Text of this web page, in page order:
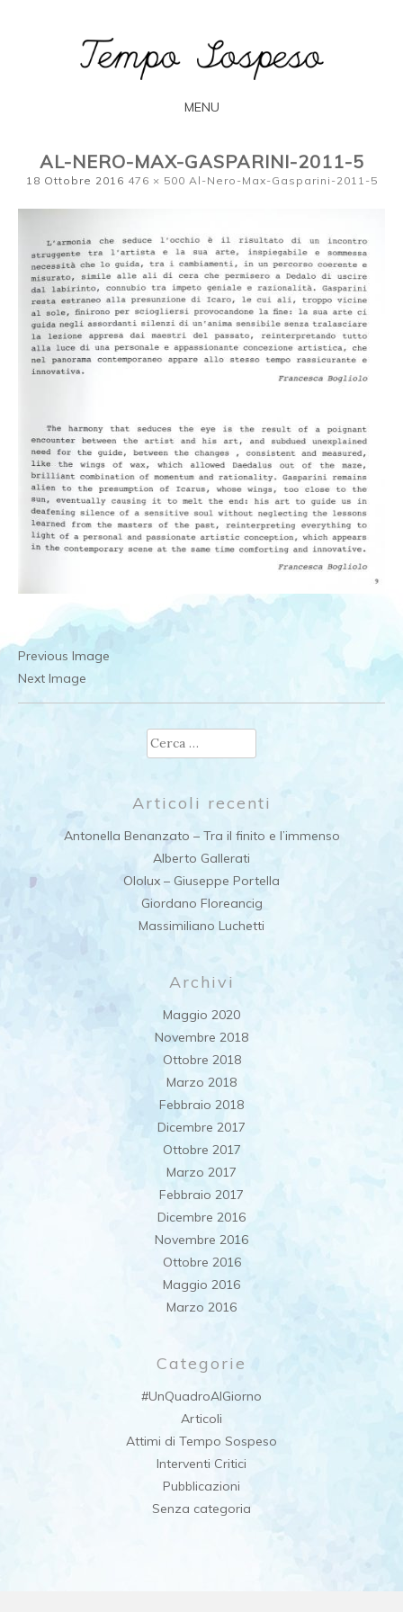
TEMPO
SOSPESO
L'arte secondo Francesca Bogliolo
MENU
CONTENT
AL-NERO-MAX-GASPARINI-2011-5
18 Ottobre 2016 476 × 500 Al-Nero-Max-Gasparini-2011-5
Previous Image
Next Image
Ricerca
per:
Articoli recenti
Antonella Benanzato – Tra il finito e l’immenso
Alberto Gallerati
Ololux – Giuseppe Portella
Giordano Floreancig
Massimiliano Luchetti
Archivi
Maggio 2020
Novembre 2018
Ottobre 2018
Marzo 2018
Febbraio 2018
Dicembre 2017
Ottobre 2017
Marzo 2017
Febbraio 2017
Dicembre 2016
Novembre 2016
Ottobre 2016
Maggio 2016
Marzo 2016
Categorie
#UnQuadroAlGiorno
Articoli
Attimi di Tempo Sospeso
Interventi Critici
Pubblicazioni
Senza categoria